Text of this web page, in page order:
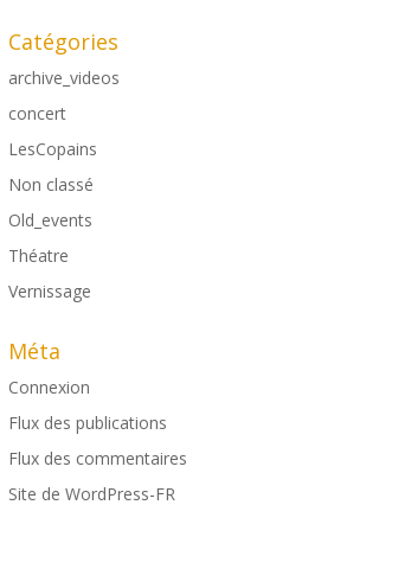
Catégories
archive_videos
concert
LesCopains
Non classé
Old_events
Théatre
Vernissage
Méta
Connexion
Flux des publications
Flux des commentaires
Site de WordPress-FR